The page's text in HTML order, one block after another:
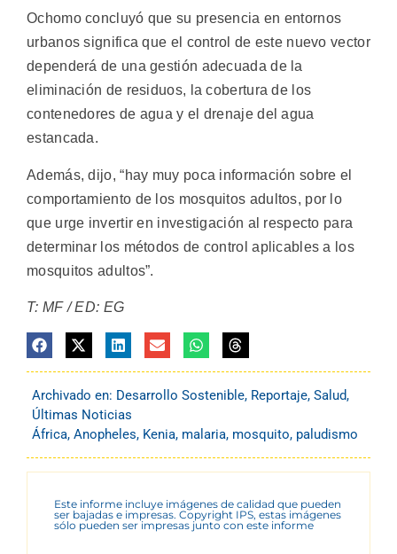
Ochomo concluyó que su presencia en entornos
urbanos significa que el control de este nuevo vector
dependerá de una gestión adecuada de la
eliminación de residuos, la cobertura de los
contenedores de agua y el drenaje del agua
estancada.
Además, dijo, “hay muy poca información sobre el
comportamiento de los mosquitos adultos, por lo
que urge invertir en investigación al respecto para
determinar los métodos de control aplicables a los
mosquitos adultos”.
T: MF / ED: EG
Archivado en: Desarrollo Sostenible, Reportaje, Salud,
Últimas Noticias
África, Anopheles, Kenia, malaria, mosquito, paludismo
Este informe incluye imágenes de calidad que pueden
ser bajadas e impresas. Copyright IPS, estas imágenes
sólo pueden ser impresas junto con este informe